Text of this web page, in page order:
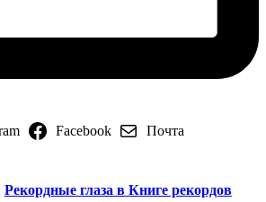
Facebook Почта
Рекордные глаза в Книге рекордов